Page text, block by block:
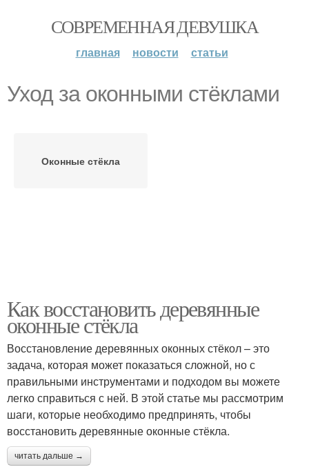
СОВРЕМЕННАЯ ДЕВУШКА
главная новости статьи
Уход за оконными стёклами
Оконные стёкла
Как восстановить деревянные
оконные стёкла
Восстановление деревянных оконных стёкол – это
задача, которая может показаться сложной, но с
правильными инструментами и подходом вы можете
легко справиться с ней. В этой статье мы рассмотрим
шаги, которые необходимо предпринять, чтобы
восстановить деревянные оконные стёкла.
читать дальше →